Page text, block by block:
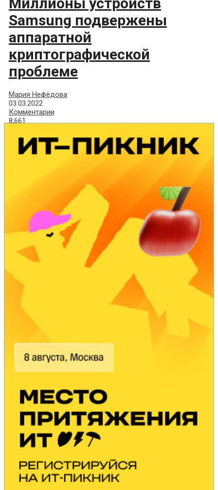
Samsung подвержены
аппаратной
криптографической
проблеме
Мария Нефёдова
03.03.2022
Комментарии
8,661